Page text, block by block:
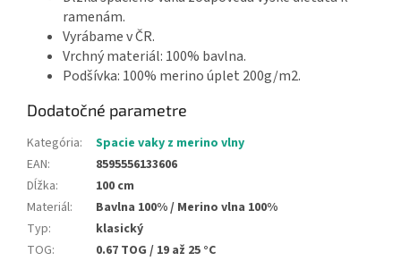
ramenám.
Vyrábame v ČR.
Vrchný materiál: 100% bavlna.
Podšívka: 100% merino úplet 200g/m2.
Dodatočné parametre
Kategória:
Spacie vaky z merino vlny
EAN:
8595556133606
Dĺžka:
100 cm
Materiál:
Bavlna 100% / Merino vlna 100%
Typ:
klasický
TOG:
0.67 TOG / 19 až 25 °C